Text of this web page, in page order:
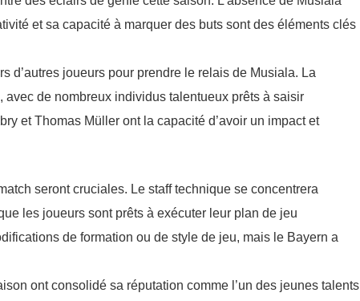
et sa capacité à marquer des buts sont des éléments clés
d’autres joueurs pour prendre le relais de Musiala. La
avec de nombreux individus talentueux prêts à saisir
et Thomas Müller ont la capacité d’avoir un impact et
seront cruciales. Le staff technique se concentrera
les joueurs sont prêts à exécuter leur plan de jeu
de formation ou de style de jeu, mais le Bayern a
ont consolidé sa réputation comme l’un des jeunes talents